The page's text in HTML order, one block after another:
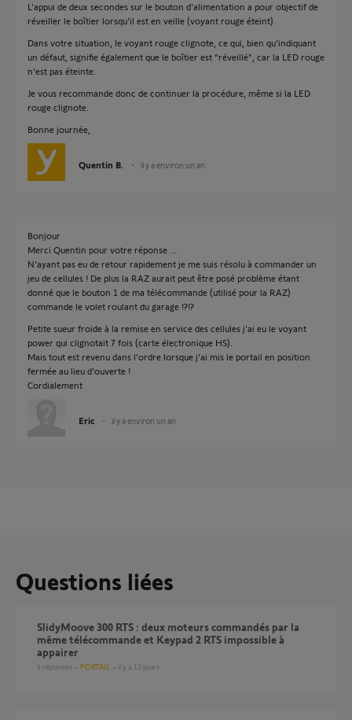
L’appui de deux secondes sur le bouton d'alimentation a pour objectif de
réveiller le boîtier lorsqu'il est en veille (voyant rouge éteint).
Dans votre situation, le voyant rouge clignote, ce qui, bien qu'indiquant
un défaut, signifie également que le boîtier est "réveillé", car la LED rouge
n'est pas éteinte.
Je vous recommande donc de continuer la procédure, même si la LED
rouge clignote.
Bonne journée,
Quentin B. il y a environ un an
Bonjour
Merci Quentin pour votre réponse ...
N'ayant pas eu de retour rapidement je me suis résolu à commander un
jeu de cellules ! De plus la RAZ aurait peut être posé problème étant
donné que le bouton 1 de ma télécommande (utilisé pour la RAZ)
commande le volet roulant du garage !?!?
Petite sueur froide à la remise en service des cellules j'ai eu le voyant
power qui clignotait 7 fois (carte électronique HS).
Mais tout est revenu dans l'ordre lorsque j'ai mis le portail en position
fermée au lieu d'ouverte !
Cordialement
Eric il y a environ un an
Questions liées
SlidyMoove 300 RTS : deux moteurs commandés par la
même télécommande et Keypad 2 RTS impossible à
appairer
4 réponses PORTAIL il y a 13 jours